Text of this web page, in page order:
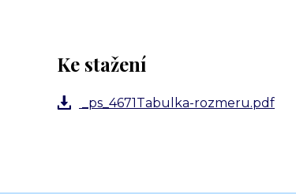
Ke stažení
_ps_4671Tabulka-rozmeru.pdf